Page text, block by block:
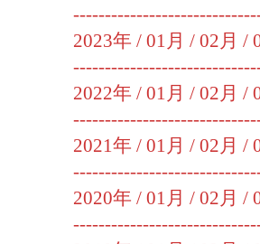
2023年 / 01月 / 02月 /
2022年 / 01月 / 02月 /
2021年 / 01月 / 02月 /
2020年 / 01月 / 02月 /